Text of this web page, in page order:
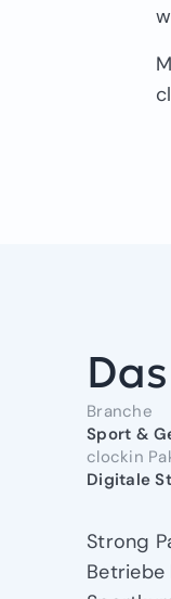
Branche
Sport &
clockin
Digitale
Strong